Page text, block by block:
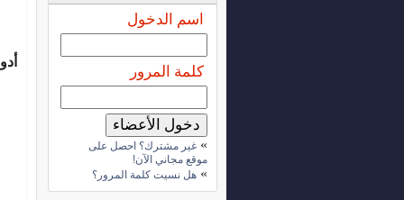
اسم الدخول
كلمة المرور
» غير مشترك؟ احصل على
موقع مجاني الآن!
» هل نسيت كلمة المرور؟